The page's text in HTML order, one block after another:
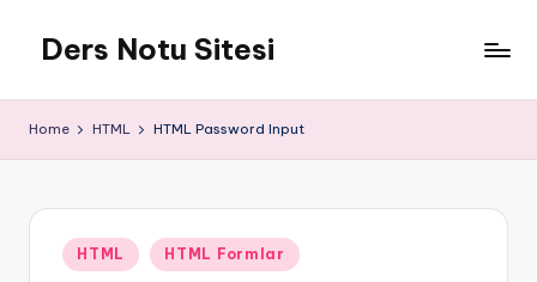
content
Ders Notu Sitesi
Home HTML HTML Password Input
Posted
in
HTML HTML Formlar